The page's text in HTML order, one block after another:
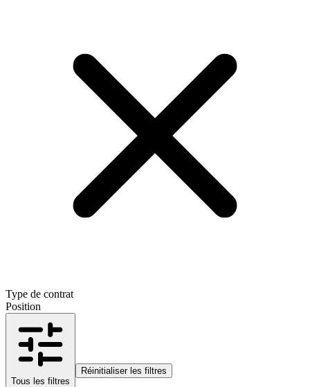
Type de contrat
Position
Tous les filtres
Réinitialiser les filtres